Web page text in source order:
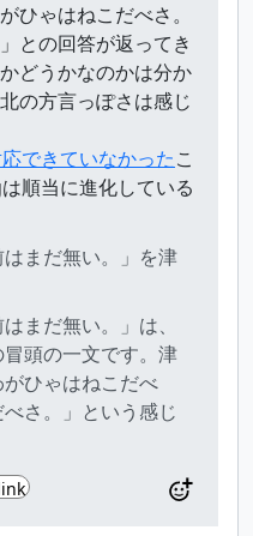
ひゃはねこだべさ。
との回答が返ってき
どうかなのかは分か
の方言っぽさは感じ
できていなかったこ
順当に進化している
はまだ無い。」を津
まだ無い。」は、
頭の一文です。津
ひゃはねこだべ
さ。」という感じ